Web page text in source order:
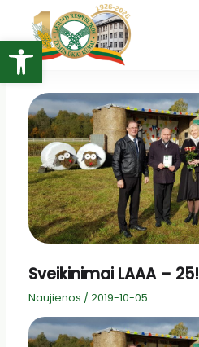
Open toolbar
turinio
Sveikinimai LAAA – 25!
Naujienos / 2019-10-05